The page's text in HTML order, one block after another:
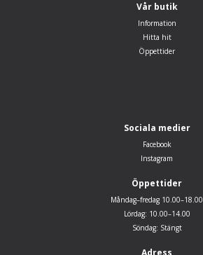
Vår butik
Information
Hitta hit
Öppettider
Sociala medier
Facebook
Instagram
Öppettider
Måndag–fredag 10.00–18.00
Lördag: 10.00–14.00
Söndag: Stängt
Adress